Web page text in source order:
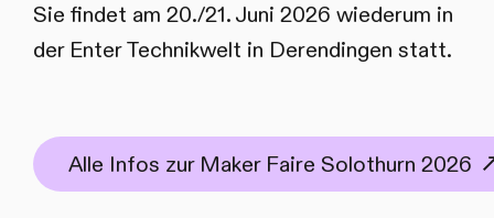
Sie findet am 20./21. Juni 2026 wiederum in
der Enter Technikwelt in Derendingen statt.
Alle Infos zur Maker Faire Solothurn 2026